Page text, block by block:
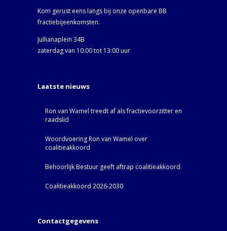
Kom gerust eens langs bij onze openbare BB
fractiebijeenkomsten.
Jullianaplein 34B
zaterdag van 10:00 tot 13:00 uur
Laatste nieuws
Ron van Wamel treedt af als fractievoorzitter en
raadslid
Woordvoering Ron van Wamel over
coalitieakkoord
Behoorlijk Bestuur geeft aftrap coalitieakkoord
Coalitieakkoord 2026-2030
Contactgegevens